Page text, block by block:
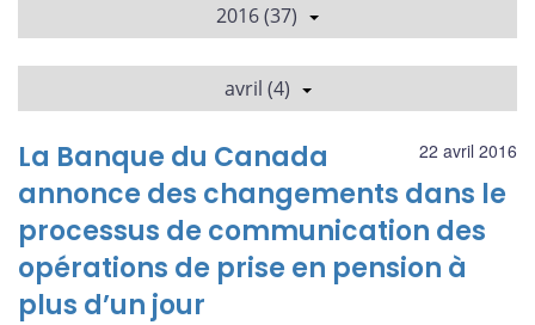
2016 (37)
avril (4)
22 avril 2016
La Banque du Canada
annonce des changements dans le
processus de communication des
opérations de prise en pension à
plus d’un jour